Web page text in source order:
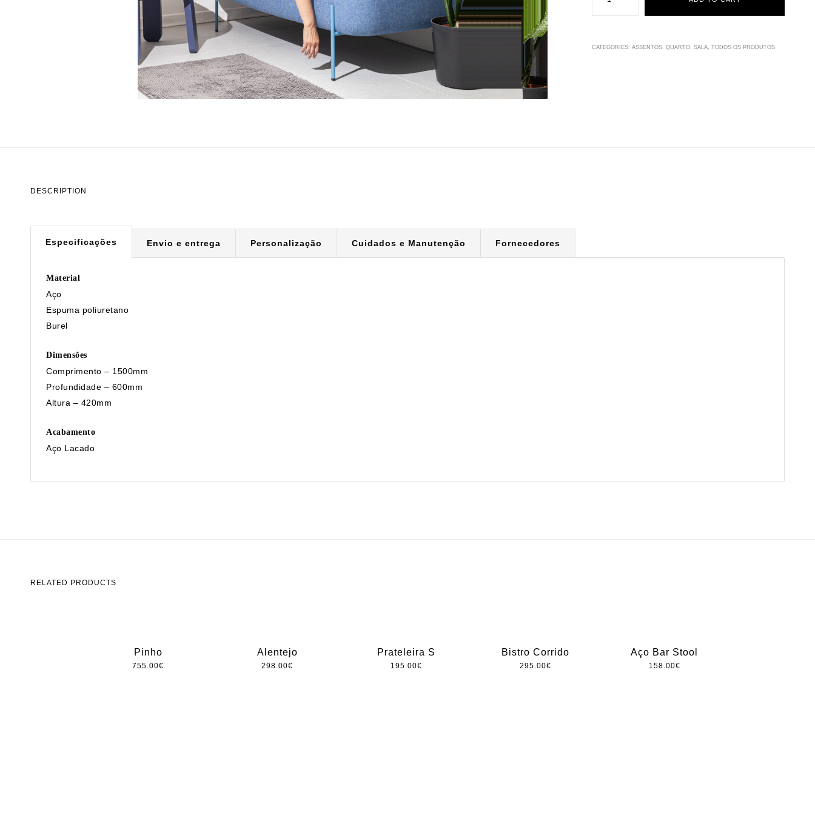
CATEGORIES: ASSENTOS, QUARTO, SALA, TODOS OS PRODUTOS
DESCRIPTION
Especificações Envio e entrega Personalização Cuidados e Manutenção Fornecedores
Material
Aço
Espuma poliuretano
Burel
Dimensões
Comprimento – 1500mm
Profundidade – 600mm
Altura – 420mm
Acabamento
Aço Lacado
RELATED PRODUCTS
Pinho
755.00€
Alentejo
298.00€
Prateleira S
195.00€
Bistro Corrido
295.00€
Aço Bar Stool
158.00€